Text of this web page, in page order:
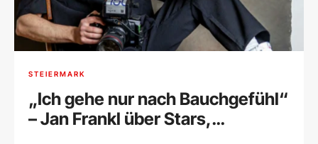
STEIERMARK
„Ich gehe nur nach Bauchgefühl“
– Jan Frankl über Stars,